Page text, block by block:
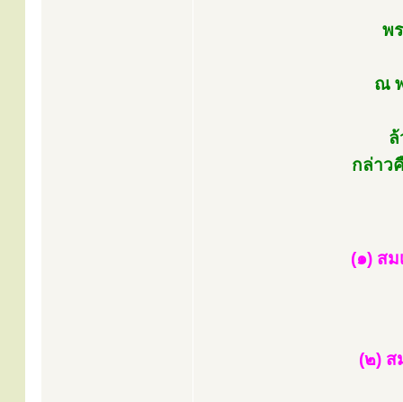
พ
ณ
ล้
กล่าว
(๑) ส
(๒) ส